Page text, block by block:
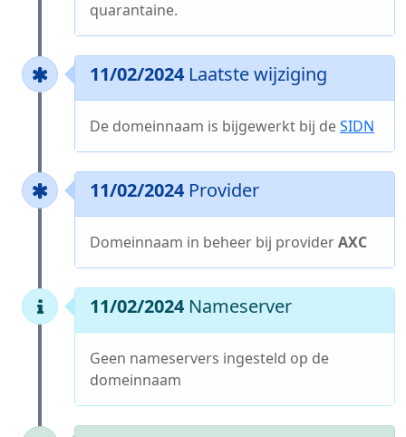
quarantaine.
11/02/2024 Laatste wijziging
De domeinnaam is bijgewerkt bij deSIDN
11/02/2024 Provider
Domeinnaam in beheer bij providerAXC
11/02/2024 Nameserver
Geen nameservers ingesteld op de
domeinnaam